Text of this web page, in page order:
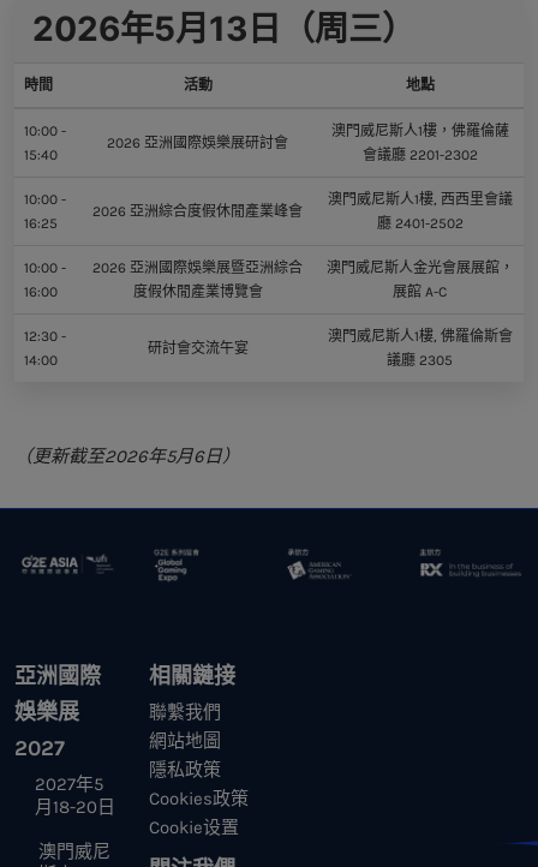
2026年5月13日（周三）
時間 活動 地點
10:00 -
15:40
2026 亞洲國際娛樂展研討會
澳門威尼斯人1樓，佛羅倫薩
會議廳 2201-2302
10:00 -
16:25
2026 亞洲綜合度假休閒產業峰會
澳門威尼斯人1樓, 西西里會議
廳 2401-2502
10:00 -
16:00
2026 亞洲國際娛樂展暨亞洲綜合
度假休閒產業博覽會
澳門威尼斯人金光會展展館，
展館 A-C
12:30 -
14:00
研討會交流午宴
澳門威尼斯人1樓, 佛羅倫斯會
議廳 2305
（更新截至2026年5月6日）
亞洲國際
娛樂展
2027
2027年5
月18-20日
澳門威尼
相關鏈接
聯繫我們
網站地圖
隱私政策
Cookies政策
Cookie设置